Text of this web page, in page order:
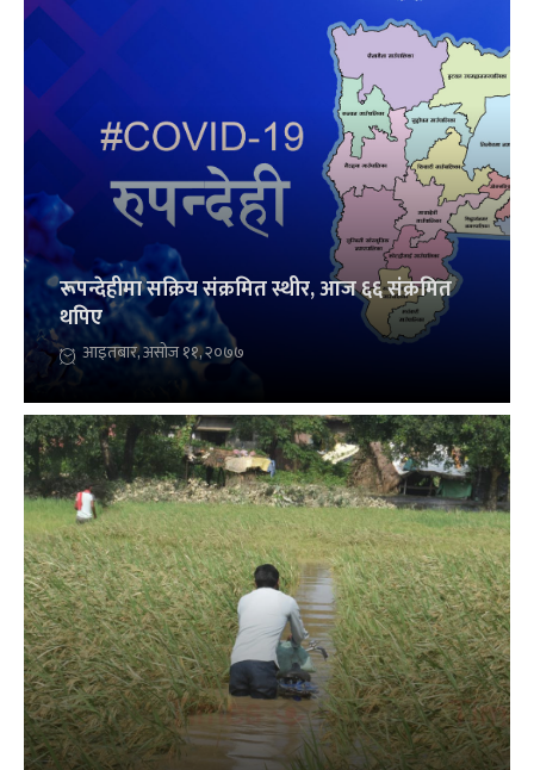
रूपन्देहीमा सक्रिय संक्रमित स्थीर, आज ६६ संक्रमित
थपिए
आइतबार, असोज ११, २०७७